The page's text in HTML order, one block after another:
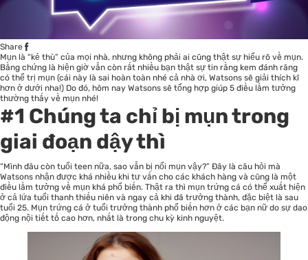
Share
Mụn là “kẻ thù” của mọi nhà, nhưng không phải ai cũng thật sự hiểu rõ về mụn.
Bằng chứng là hiện giờ vẫn còn rất nhiều bạn thật sự tin rằng kem đánh răng
có thể trị mụn (cái này là sai hoàn toàn nhé cả nhà ơi, Watsons sẽ giải thích kĩ
hơn ở dưới nha!) Do đó, hôm nay Watsons sẽ tổng hợp giúp 5 điều lầm tưởng
thường thấy về mụn nhé!
#1 Chúng ta chỉ bị mụn trong
giai đoạn dậy thì
“Mình đâu còn tuổi teen nữa, sao vẫn bị nổi mụn vậy?” Đây là câu hỏi mà
Watsons nhận được khá nhiều khi tư vấn cho các khách hàng và cũng là một
điều lầm tưởng về mụn khá phổ biến. Thật ra thì mụn trứng cá có thể xuất hiện
ở cả lứa tuổi thanh thiếu niên và ngay cả khi đã trưởng thành, đặc biệt là sau
tuổi 25. Mụn trứng cá ở tuổi trưởng thành phổ biến hơn ở các bạn nữ do sự dao
động nội tiết tố cao hơn, nhất là trong chu kỳ kinh nguyệt.